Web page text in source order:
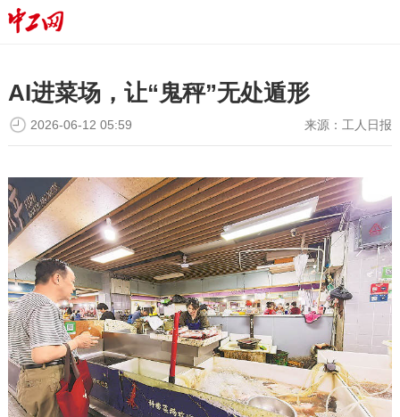
AI进菜场，让“鬼秤”无处遁形
来源： 工人日报
2026-06-12 05:59